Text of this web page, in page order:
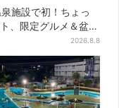
施設で初！ちょっ
、限定グルメ＆盆踊
2026.8.8